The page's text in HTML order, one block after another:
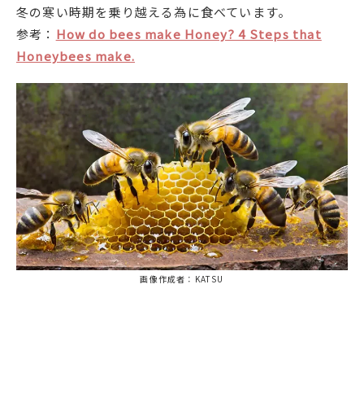
冬の寒い時期を乗り越える為に食べています。
参考： How do bees make Honey? 4 Steps that
Honeybees make.
画像作成者：KATSU